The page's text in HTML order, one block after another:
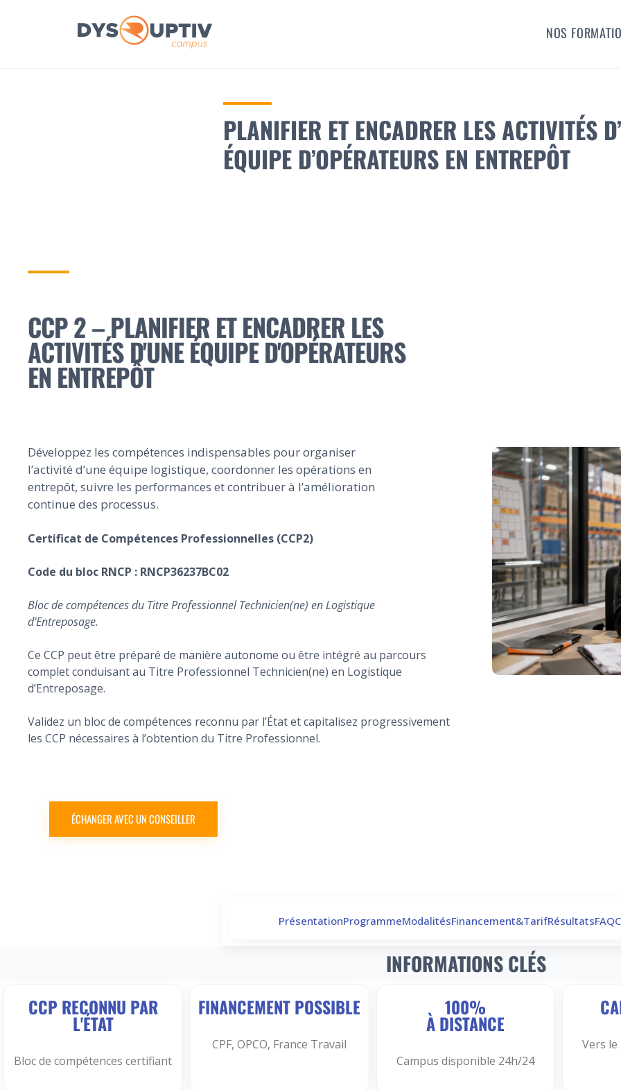
NOS
PLANIFIER ET ENCADRER LES ACTIVITÉS
ÉQUIPE D’OPÉRATEURS EN ENTREPÔT
CCP 2 – PLANIFIER ET ENCADRER LES
ACTIVITÉS D'UNE ÉQUIPE D'OPÉRATEURS
EN ENTREPÔT
Développez les compétences indispensables pour organiser
l’activité d’une équipe logistique, coordonner les opérations en
entrepôt, suivre les performances et contribuer à l’amélioration
continue des processus.
Certificat de Compétences Professionnelles (CCP2)
Code du bloc RNCP : RNCP36237BC02
Bloc de compétences du Titre Professionnel Technicien(ne) en Logistique
d’Entreposage.
Ce CCP peut être préparé de manière autonome ou être intégré au parcours
complet conduisant au Titre Professionnel Technicien(ne) en Logistique
d’Entreposage.
Validez un bloc de compétences reconnu par l’État et capitalisez progressivement
les CCP nécessaires à l’obtention du Titre Professionnel.
ÉCHANGER AVEC UN CONSEILLER
PrésentationProgrammeModalitésFinancement&TarifRésultatsFAQ
INFORMATIONS CLÉS
CCP RECONNU PAR
L'ÉTAT
Bloc de compétences certifiant
FINANCEMENT POSSIBLE
CPF, OPCO, France Travail
100%
À DISTANCE
Campus disponible 24h/24
Vers